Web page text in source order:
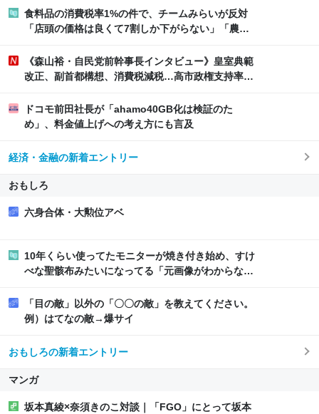
食料品の消費税率1%の件で、チームみらいが反対
「店頭の価格は良くて7割しか下がらない」「農業
恵は大きい」「財源が不明確」が主な理由
《森山裕・自民党前幹事長インタビュー》皇室典範
改正、副首都構想、消費税減税…高市政権支持率低
映か
ドコモ前田社長が「ahamo40GB化は検証のた
め」、料金値上げへの考え方にも言及
経済・金融の新着エントリー
おもしろ
六身合体・大勲位アベ
10年くらい使ってたモニターが焼き付き始め、すけ
べな聖骸布みたいになってる「元画像がわからな
「目の敵」以外の「〇〇の敵」を教えてください。
例）はてなの敵→爆サイ
おもしろの新着エントリー
マンガ
坂本真綾×奈須きのこ対談｜「FGO」にとって坂本